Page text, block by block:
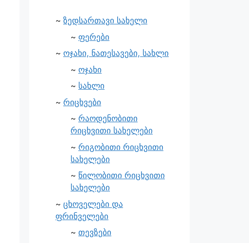
ზედსართავი სახელი
ფერები
ოჯახი, ნათესავები, სახლი
ოჯახი
სახლი
რიცხვები
რაოდენობითი
რიცხვითი სახელები
რიგობითი რიცხვითი
სახელები
წილობითი რიცხვითი
სახელები
ცხოველები და
ფრინველები
თევზები